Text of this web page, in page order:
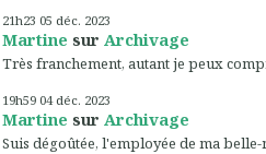
21h23 05 déc. 2023
Martine sur Archivage
Très franchement, autant je peux
19h59 04 déc. 2023
Martine sur Archivage
Suis dégoûtée, l'employée de ma